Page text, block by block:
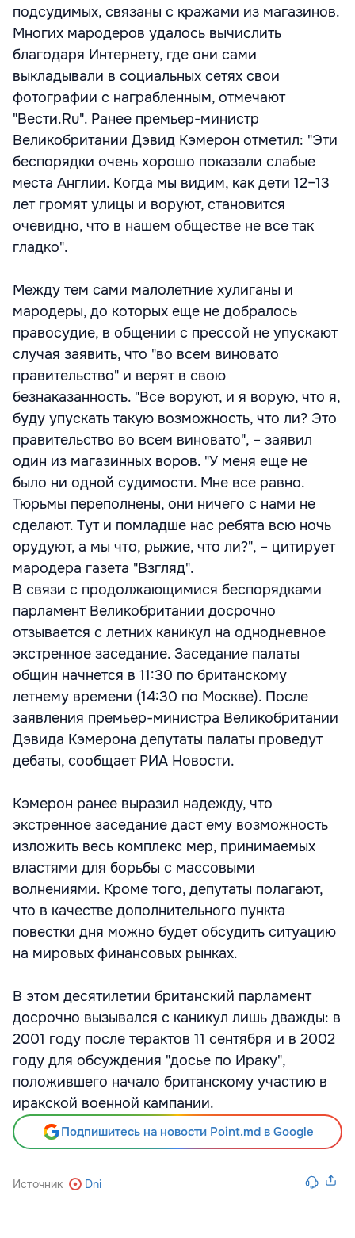
подсудимых, связаны с кражами из магазинов.
Многих мародеров удалось вычислить
благодаря Интернету, где они сами
выкладывали в социальных сетях свои
фотографии с награбленным, отмечают
"Вести.Ru". Ранее премьер-министр
Великобритании Дэвид Кэмерон отметил: "Эти
беспорядки очень хорошо показали слабые
места Англии. Когда мы видим, как дети 12–13
лет громят улицы и воруют, становится
очевидно, что в нашем обществе не все так
гладко".
Между тем сами малолетние хулиганы и
мародеры, до которых еще не добралось
правосудие, в общении с прессой не упускают
случая заявить, что "во всем виновато
правительство" и верят в свою
безнаказанность. "Все воруют, и я ворую, что я,
буду упускать такую возможность, что ли? Это
правительство во всем виновато", – заявил
один из магазинных воров. "У меня еще не
было ни одной судимости. Мне все равно.
Тюрьмы переполнены, они ничего с нами не
сделают. Тут и помладше нас ребята всю ночь
орудуют, а мы что, рыжие, что ли?", – цитирует
мародера газета "Взгляд".
В связи с продолжающимися беспорядками
парламент Великобритании досрочно
отзывается с летних каникул на однодневное
экстренное заседание. Заседание палаты
общин начнется в 11:30 по британскому
летнему времени (14:30 по Москве). После
заявления премьер-министра Великобритании
Дэвида Кэмерона депутаты палаты проведут
дебаты, сообщает РИА Новости.
Кэмерон ранее выразил надежду, что
экстренное заседание даст ему возможность
изложить весь комплекс мер, принимаемых
властями для борьбы с массовыми
волнениями. Кроме того, депутаты полагают,
что в качестве дополнительного пункта
повестки дня можно будет обсудить ситуацию
на мировых финансовых рынках.
В этом десятилетии британский парламент
досрочно вызывался с каникул лишь дважды: в
2001 году после терактов 11 сентября и в 2002
году для обсуждения "досье по Ираку",
положившего начало британскому участию в
иракской военной кампании.
Подпишитесь на новости Point.md в Google
Источник Dni